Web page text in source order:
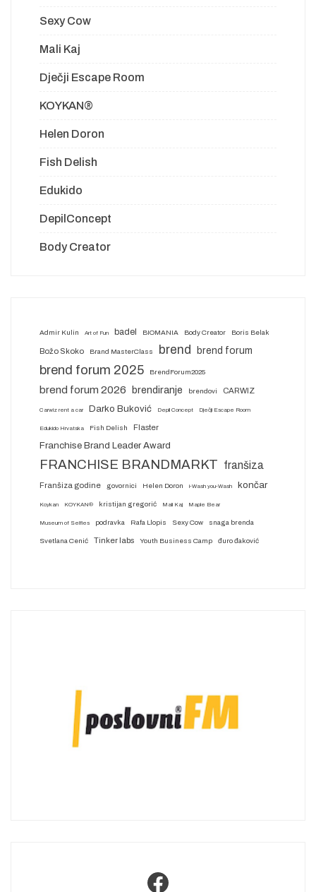
Sexy Cow
Mali Kaj
Dječji Escape Room
KOYKAN®
Helen Doron
Fish Delish
Edukido
DepilConcept
Body Creator
Admir Kulin Art of Fun badel BIOMANIA Body Creator Boris Belak
Božo Skoko Brand MasterClass brend brend forum
brend forum 2025 BrendForum2025
brend forum 2026 brendiranje brendovi CARWIZ
Carwiz rent a car Darko Buković Depil Concept Dječji Escape Room
Edukido Hrvatska Fish Delish Flaster
Franchise Brand Leader Award
FRANCHISE BRANDMARKT franšiza
Franšiza godine govornici Helen Doron i-Wash you-Wash končar
Koykan KOYKAN® kristijan gregorić Mali Kaj Maple Bear
Museum of Selfies podravka Rafa Llopis Sexy Cow snaga brenda
Svetlana Cenić Tinker labs Youth Business Camp đuro đaković